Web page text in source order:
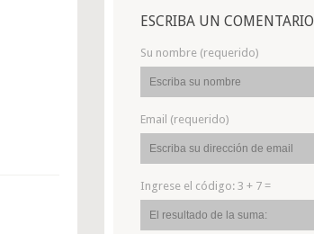
ESCRIBA UN COMENTARIO
Su nombre (requerido)
Email (requerido)
Ingrese el código: 3 + 7 =